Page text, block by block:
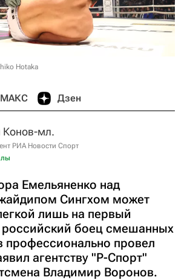
Hotaka
МАКС Дзен
Конов-мл.
РИА Новости Спорт
Емельяненко над
Сингхом может
лишь на первый
российский боец смешанных
профессионально провел
агентству "Р-Спорт"
Владимир Воронов.